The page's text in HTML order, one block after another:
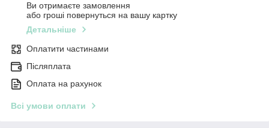
Ви отримаєте замовлення
або гроші повернуться на вашу картку
Детальніше
Оплатити частинами
Післяплата
Оплата на рахунок
Всі умови оплати